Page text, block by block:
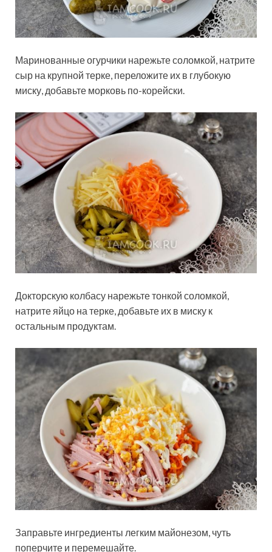
Маринованные огурчики нарежьте соломкой, натрите
сыр на крупной терке, переложите их в глубокую
миску, добавьте морковь по-корейски.
Докторскую колбасу нарежьте тонкой соломкой,
натрите яйцо на терке, добавьте их в миску к
остальным продуктам.
Заправьте ингредиенты легким майонезом, чуть
поперчите и перемешайте.